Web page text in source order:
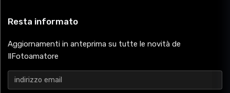
Resta informato
Aggiornamenti in anteprima su tutte le novità de
IlFotoamatore